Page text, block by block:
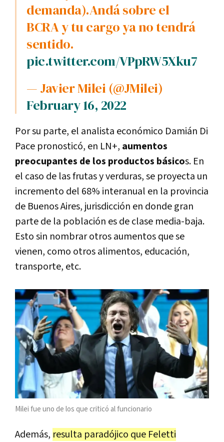
demanda).Andá sobre el
BCRA y tu cargo ya no tendrá
sentido.
pic.twitter.com/VPpRW5Xku7
— Javier Milei (@JMilei)
February 16, 2022
Por su parte, el analista económico Damián Di
Pace pronosticó, en LN+, aumentos
preocupantes de los productos básicos. En
el caso de las frutas y verduras, se proyecta un
incremento del 68% interanual en la provincia
de Buenos Aires, jurisdicción en donde gran
parte de la población es de clase media-baja.
Esto sin nombrar otros aumentos que se
vienen, como otros alimentos, educación,
transporte, etc.
Milei fue uno de los que criticó al funcionario
Además, resulta paradójico que Feletti